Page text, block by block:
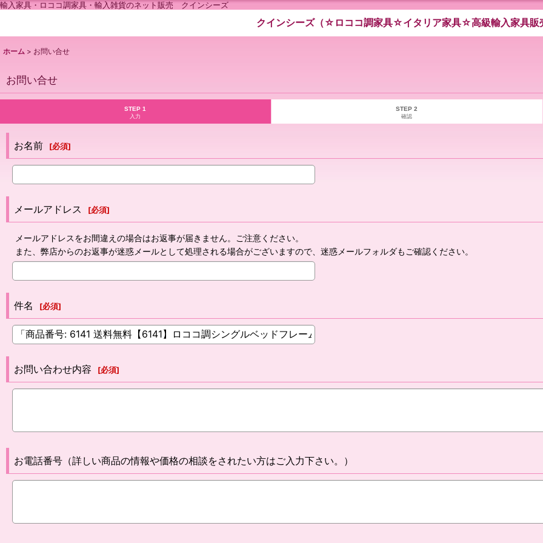
輸入家具・ロココ調家具・輸入雑貨のネット販売 クインシーズ
クインシーズ（☆ロココ調家具☆イタリア家具☆高級輸入家具販
ホーム > お問い合せ
お問い合せ
STEP 1
入力
STEP 2
確認
お名前 [必須]
メールアドレス [必須]
メールアドレスをお間違えの場合はお返事が届きません。ご注意ください。
また、弊店からのお返事が迷惑メールとして処理される場合がございますので、迷惑メールフォルダもご確認ください。
件名 [必須]
お問い合わせ内容 [必須]
お電話番号（詳しい商品の情報や価格の相談をされたい方はご入力下さい。）